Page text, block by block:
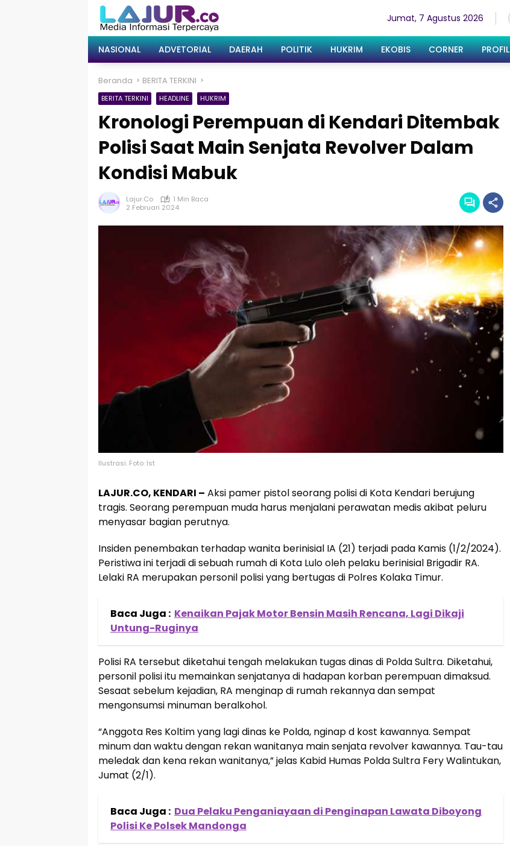
Jumat, 7 Agustus 2026
NASIONAL ADVETORIAL DAERAH POLITIK HUKRIM EKOBIS CORNER PROFIL
Beranda BERITA TERKINI
BERITA TERKINI HEADLINE HUKRIM
Kronologi Perempuan di Kendari Ditembak
Polisi Saat Main Senjata Revolver Dalam
Kondisi Mabuk
Lajur.co
1 Min Baca
2 Februari 2024
Ilustrasi. Foto: Ist
LAJUR.CO, KENDARI – Aksi pamer pistol seorang polisi di Kota Kendari berujung
tragis. Seorang perempuan muda harus menjalani perawatan medis akibat peluru
menyasar bagian perutnya.
Insiden penembakan terhadap wanita berinisial IA (21) terjadi pada Kamis (1/2/2024).
Peristiwa ini terjadi di sebuah rumah di Kota Lulo oleh pelaku berinisial Brigadir RA.
Lelaki RA merupakan personil polisi yang bertugas di Polres Kolaka Timur.
Baca Juga : Kenaikan Pajak Motor Bensin Masih Rencana, Lagi Dikaji
Untung-Ruginya
Polisi RA tersebut diketahui tengah melakukan tugas dinas di Polda Sultra. Diketahui,
personil polisi itu memainkan senjatanya di hadapan korban perempuan dimaksud.
Sesaat sebelum kejadian, RA menginap di rumah rekannya dan sempat
mengonsumsi minuman beralkohol.
“Anggota Res Koltim yang lagi dinas ke Polda, nginap d kost kawannya. Sempat
minum dan waktu dengan rekan wanitanya main senjata revolver kawannya. Tau-tau
meledak dan kena rekan wanitanya,” jelas Kabid Humas Polda Sultra Fery Walintukan,
Jumat (2/1).
Baca Juga : Dua Pelaku Penganiayaan di Penginapan Lawata Diboyong
Polisi Ke Polsek Mandonga